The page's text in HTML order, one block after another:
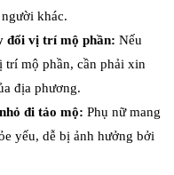
khác.
đổi vị trí mộ phần: Nếu
mộ phần, cần phải xin
địa phương.
đi tảo mộ: Phụ nữ mang
yếu, dễ bị ảnh hưởng bởi